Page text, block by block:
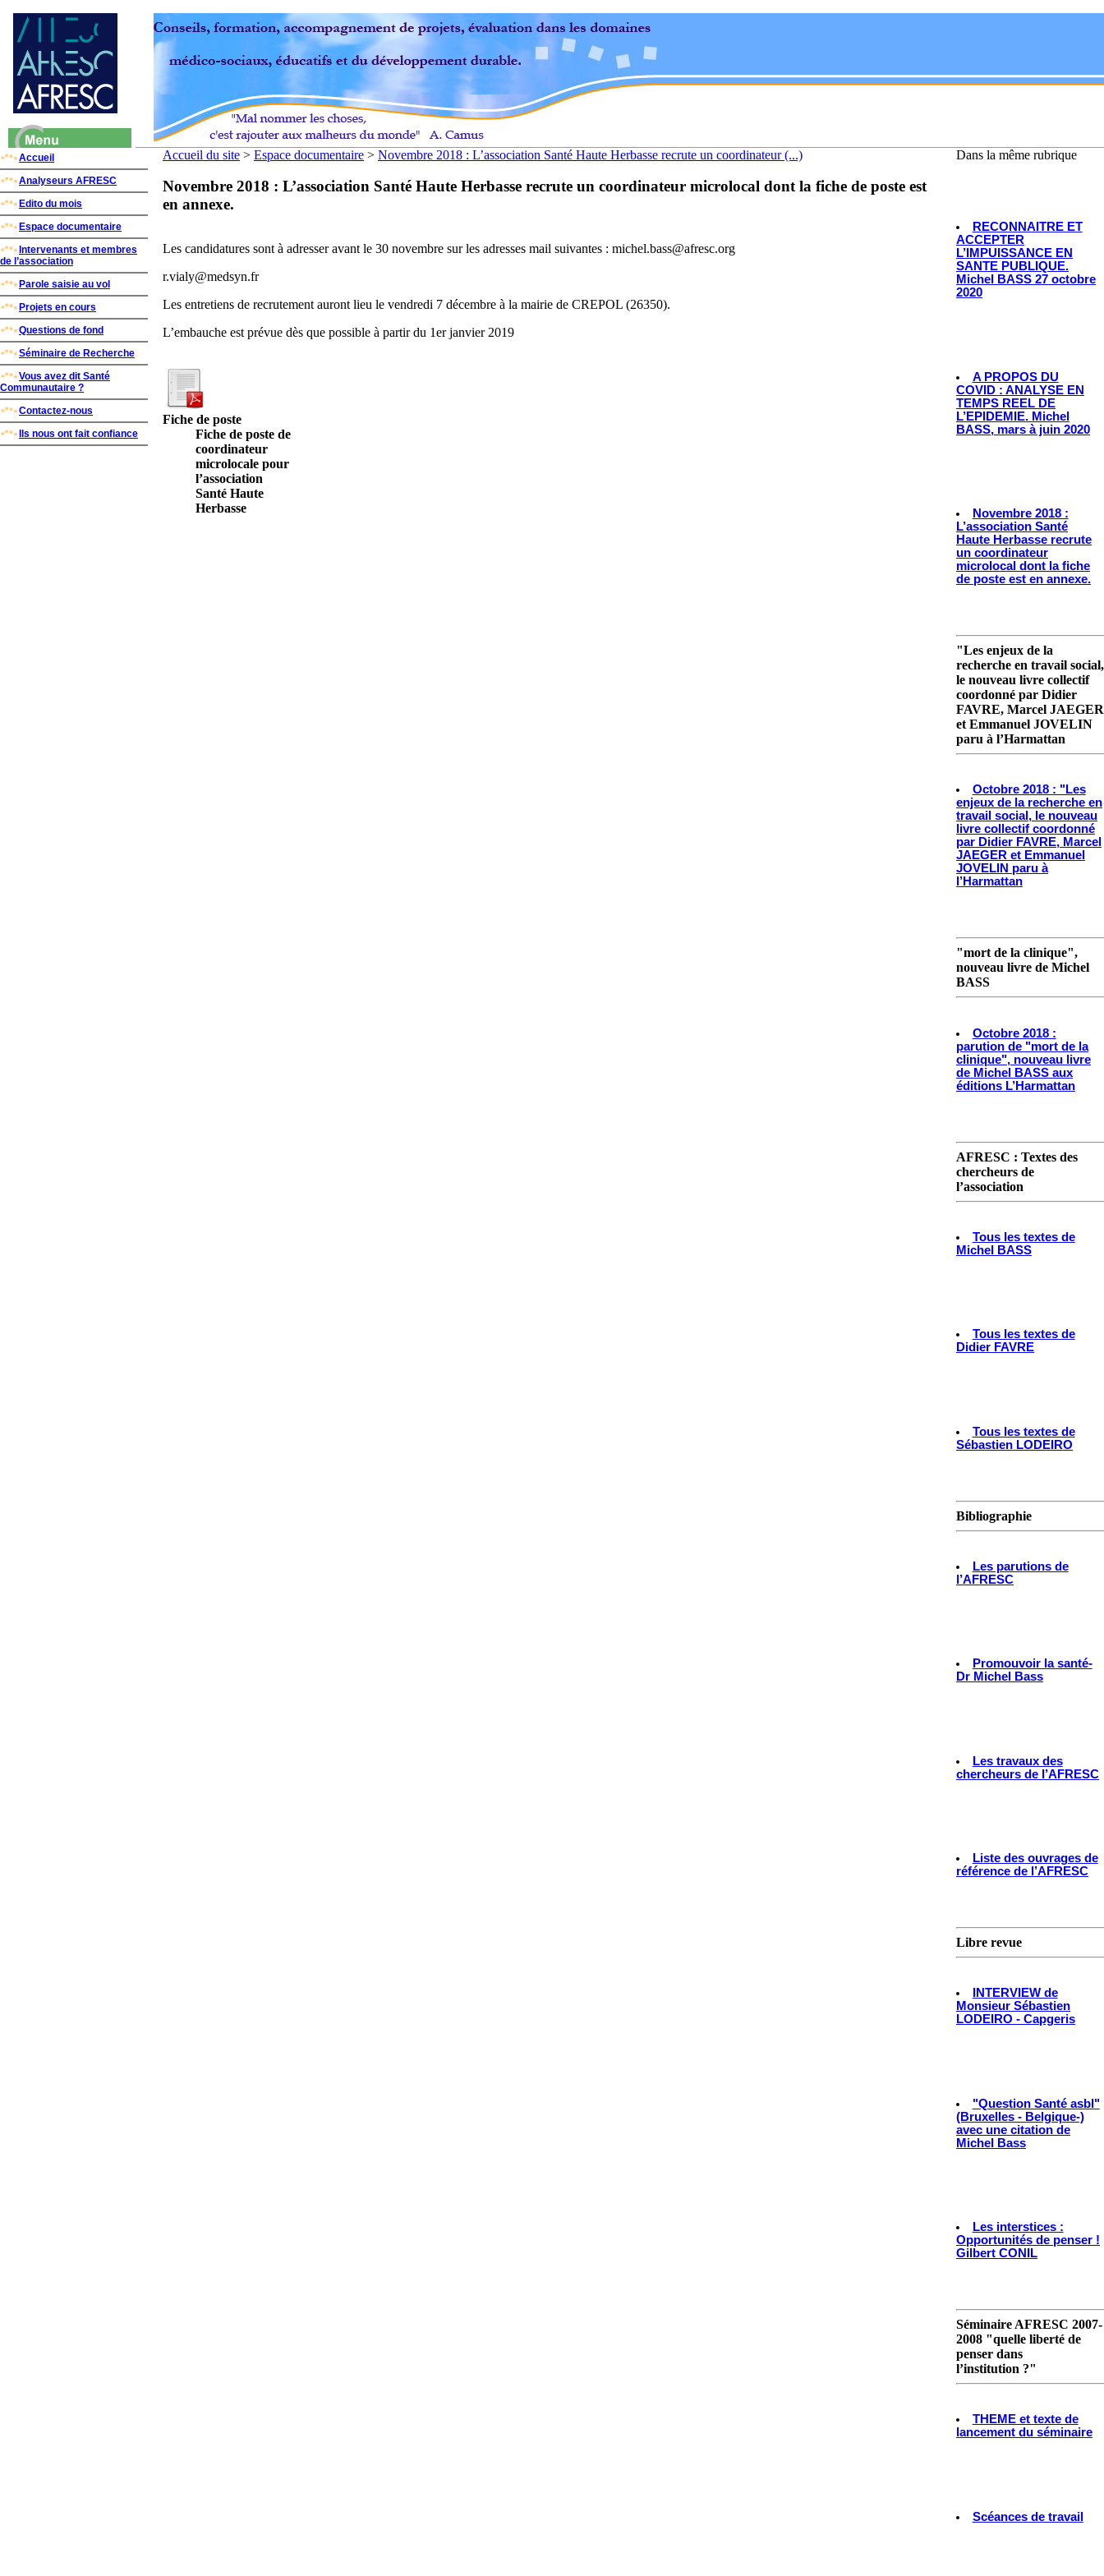
Accueil
Analyseurs AFRESC
Edito du mois
Espace documentaire
Intervenants et membres
de l’association
Parole saisie au vol
Projets en cours
Questions de fond
Séminaire de Recherche
Vous avez dit Santé
Communautaire ?
Contactez-nous
Ils nous ont fait confiance
Accueil du site > Espace documentaire > Novembre 2018 : L’association Santé Haute Herbasse recrute un coordinateur (...)
Novembre 2018 : L’association Santé Haute Herbasse recrute un coordinateur microlocal dont la fiche de poste est
en annexe.
Les candidatures sont à adresser avant le 30 novembre sur les adresses mail suivantes : michel.bass@afresc.org
r.vialy@medsyn.fr
Les entretiens de recrutement auront lieu le vendredi 7 décembre à la mairie de CREPOL (26350).
L’embauche est prévue dès que possible à partir du 1er janvier 2019
Fiche de poste
Fiche de poste de
coordinateur
microlocale pour
l’association
Santé Haute
Herbasse
Dans la même rubrique
RECONNAITRE ET
ACCEPTER
L’IMPUISSANCE EN
SANTE PUBLIQUE.
Michel BASS 27 octobre
2020
A PROPOS DU
COVID : ANALYSE EN
TEMPS REEL DE
L’EPIDEMIE. Michel
BASS, mars à juin 2020
Novembre 2018 :
L’association Santé
Haute Herbasse recrute
un coordinateur
microlocal dont la fiche
de poste est en annexe.
"Les enjeux de la
recherche en travail social,
le nouveau livre collectif
coordonné par Didier
FAVRE, Marcel JAEGER
et Emmanuel JOVELIN
paru à l’Harmattan
Octobre 2018 : "Les
enjeux de la recherche en
travail social, le nouveau
livre collectif coordonné
par Didier FAVRE, Marcel
JAEGER et Emmanuel
JOVELIN paru à
l’Harmattan
"mort de la clinique",
nouveau livre de Michel
BASS
Octobre 2018 :
parution de "mort de la
clinique", nouveau livre
de Michel BASS aux
éditions L’Harmattan
AFRESC : Textes des
chercheurs de
l’association
Tous les textes de
Michel BASS
Tous les textes de
Didier FAVRE
Tous les textes de
Sébastien LODEIRO
Bibliographie
Les parutions de
l’AFRESC
Promouvoir la santé-
Dr Michel Bass
Les travaux des
chercheurs de l’AFRESC
Liste des ouvrages de
référence de l’AFRESC
Libre revue
INTERVIEW de
Monsieur Sébastien
LODEIRO - Capgeris
"Question Santé asbl"
(Bruxelles - Belgique-)
avec une citation de
Michel Bass
Les interstices :
Opportunités de penser !
Gilbert CONIL
Séminaire AFRESC 2007-
2008 "quelle liberté de
penser dans
l’institution ?"
THEME et texte de
lancement du séminaire
Scéances de travail